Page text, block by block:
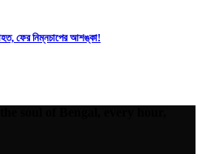
ফের নিম্নচাপের আশঙ্কা!